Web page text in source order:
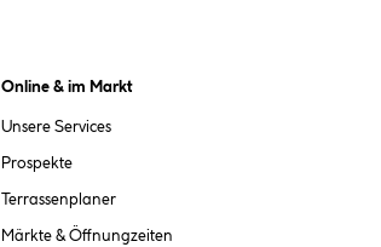
Online & im Markt
Unsere Services
Prospekte
Terrassenplaner
Märkte & Öffnungzeiten